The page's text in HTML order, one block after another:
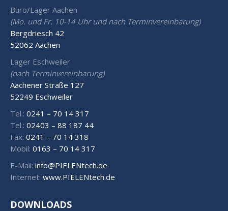
Büro/Lager Aachen
(Mo. und Fr. 10-14 Uhr und nach Terminvereinbarung)
Bergdriesch 42
52062 Aachen
Lager Eschweiler
(nach Terminvereinbarung)
Aachener Straße 127
52249 Eschweiler
Tel.: 0241 – 70 14 317
Tel.: 02403 – 88 187 44
Fax: 0241 – 70 14 318
Mobil: 0163 – 70 14 317
E-Mail: info@PIELENtech.de
Internet: www.PIELENtech.de
DOWNLOADS